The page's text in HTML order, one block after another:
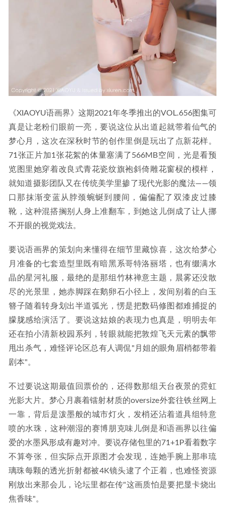
《XIAOYU语画界》这期2021年冬季推出的VOL.656图集可
真是让老粉们眼前一亮，要说这位从出道起就带着仙气的
梦心月，这次在深秋时节的创作里倒是玩出了点新花样。
71张正片加1张花絮的体量塞满了566MB空间，光是看预
览图里她穿着改良式青花瓷纹旗袍斜倚雕花窗棂的模样，
就知道摄影团队又在传统美学里掺了现代光影的魔法——领
口那抹渐变蓝从脖颈蜿蜒到腰间，偏偏配了双漆皮过膝
靴，这种混搭搁别人身上准翻车，到她这儿倒成了让人挪
不开眼的视觉戏法。
要说语画界的策划向来懂得在细节里藏惊喜，这次给梦心
月准备的七套造型里既有暗黑系哥特洛丽塔，也有缀满水
晶的星河礼服，最绝的是那组竹林禅意主题，晨雾还没散
尽的光景里，她赤脚踩在鹅卵石小径上，发间别着的白玉
簪子随着转身划出半道弧光，愣是把数码修图都难捕捉的
朦胧感给演活了。要说这姑娘的表现力也真是，明明去年
还在拍小清新校园系列，转眼就能把敦煌飞天元素的飘带
甩出杀气，难怪评论区总有人调侃"月姐的眼角眉梢都带着
剧本"。
不过要说这期最值回票价的，还得数那组天台夜景的霓虹
光影大片。梦心月裹着镭射材质的oversize外套往铁丝网上
一靠，背后是泼墨般的城市灯火，发梢还沾着道具组特意
喷的水珠，这种潮湿的赛博朋克味儿倒是和语画界以往偏
爱的水墨风形成有趣对冲。要说存储包里的71+1P看着数字
不算夸张，但实际点开原图才会发现，连她手腕上那串琉
璃珠每颗的透光折射都被4K镜头逮了个正着，也难怪资源
刚放出来那会儿，论坛里都在传"这画质怕是要把显卡烧出
焦香味"。